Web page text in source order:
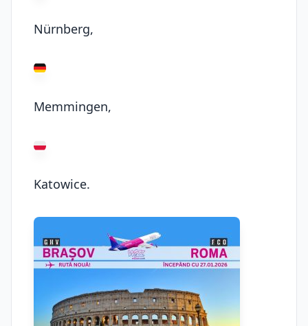
Nürnberg,
Memmingen,
Katowice.